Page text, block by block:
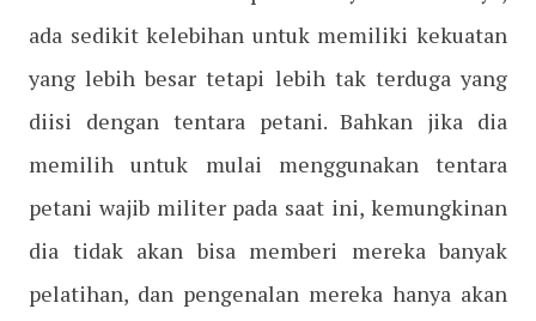
ada sedikit kelebihan untuk memiliki kekuatan
yang lebih besar tetapi lebih tak terduga yang
diisi dengan tentara petani. Bahkan jika dia
memilih untuk mulai menggunakan tentara
petani wajib militer pada saat ini, kemungkinan
dia tidak akan bisa memberi mereka banyak
pelatihan, dan pengenalan mereka hanya akan